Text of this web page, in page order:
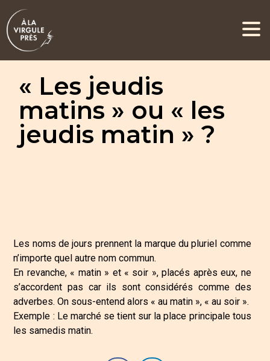
« Les jeudis
matins » ou « les
jeudis matin » ?
Les noms de jours prennent la marque du pluriel comme
n’importe quel autre nom commun.
En revanche, « matin » et « soir », placés après eux, ne
s’accordent pas car ils sont considérés comme des
adverbes. On sous-entend alors « au matin », « au soir ».
Exemple : Le marché se tient sur la place principale tous
les samedis matin.